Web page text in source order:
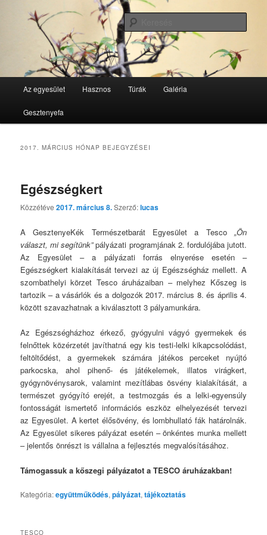
másodlagos
GesztenyeKék
GesztenyeKék Természetbarát Egyesület honlapja
Az egyesület Hasznos Túrák Galéria
Gesztenyefa
2017. MÁRCIUS HÓNAP BEJEGYZÉSEI
Egészségkert
Közzétéve2017. március 8.Szerző:lucas
A GesztenyeKék Természetbarát Egyesület a Tesco „Ön
választ, mi segítünk”pályázati programjának 2. fordulójába jutott.
Az Egyesület – a pályázati forrás elnyerése esetén –
Egészségkert kialakítását tervezi az új Egészségház mellett. A
szombathelyi körzet Tesco áruházaiban – melyhez Kőszeg is
tartozik – a vásárlók és a dolgozók 2017. március 8. és április 4.
között szavazhatnak a kiválasztott 3 pályamunkára.
Az Egészségházhoz érkező, gyógyulni vágyó gyermekek és
felnőttek közérzetét javíthatná egy kis testi-lelki kikapcsolódást,
feltöltődést, a gyermekek számára játékos perceket nyújtó
parkocska, ahol pihenő- és játékelemek, illatos virágkert,
gyógynövénysarok, valamint mezítlábas ösvény kialakítását, a
természet gyógyító erejét, a testmozgás és a lelki-egyensúly
fontosságát ismertető információs eszköz elhelyezését tervezi
az Egyesület. A kertet élősövény, és lombhullató fák határolnák.
Az Egyesület sikeres pályázat esetén – önkéntes munka mellett
– jelentős önrészt is vállalna a fejlesztés megvalósításához.
Támogassuk a kőszegi pályázatot a TESCO áruházakban!
Kategória:együttműködés,pályázat,tájékoztatás
TESCO